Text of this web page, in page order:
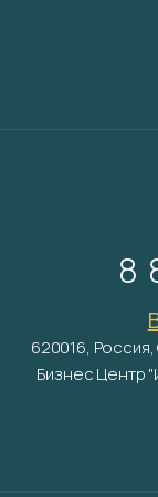
8
620016,
Бизнес Центр